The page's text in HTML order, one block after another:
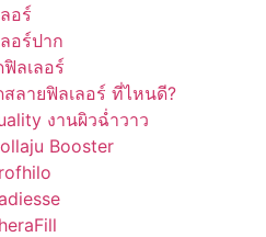
อร์
อร์ปาก
ลเลอร์
ลายฟิลเลอร์ ที่ไหนดี?
งานผิวฉ่ำวาว
Booster